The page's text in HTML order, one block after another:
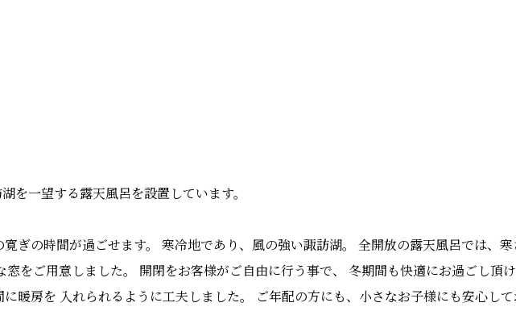
を一望する露天風呂を設置しています。
ぎの時間が過ごせます。 寒冷地であり、風の強い諏訪湖。 全開放の露天風呂では、
窓をご用意しました。 開閉をお客様がご自由に行う事で、 冬期間も快適にお過ごし頂
暖房を 入れられるように工夫しました。 ご年配の方にも、小さなお子様にも安心し